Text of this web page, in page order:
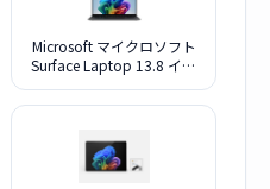
Microsoft マイクロソフト
Surface Laptop 13.8 イン
ラック